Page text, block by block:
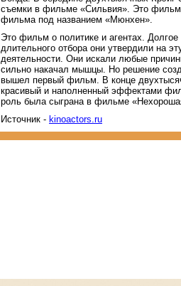
съемки в фильме «Сильвия». Это фильм
фильма под названием «Мюнхен».
Это фильм о политике и агентах.
длительного отбора они утвердили на
деятельности. Они искали любые
сильно накачал мышцы. Но решение
вышел первый фильм. В конце
красивый и наполненный эффектами
роль была сыграна в фильме
Источник - kinoactors.ru